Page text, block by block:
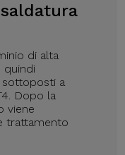
di alta
quindi
sottoposti a
Dopo la
viene
trattamento